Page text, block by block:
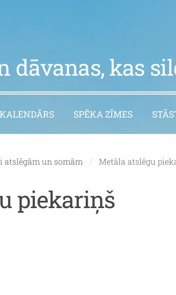
dāvanas, kas
SPĒKA ZĪMES
atslēgām un somām Metāla atslēgu
piekariņš